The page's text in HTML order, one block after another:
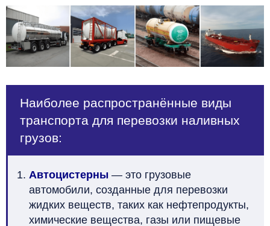
Наиболее распространённые виды
транспорта для перевозки наливных
грузов:
Автоцистерны — это грузовые
автомобили, созданные для перевозки
жидких веществ, таких как нефтепродукты,
химические вещества, газы или пищевые